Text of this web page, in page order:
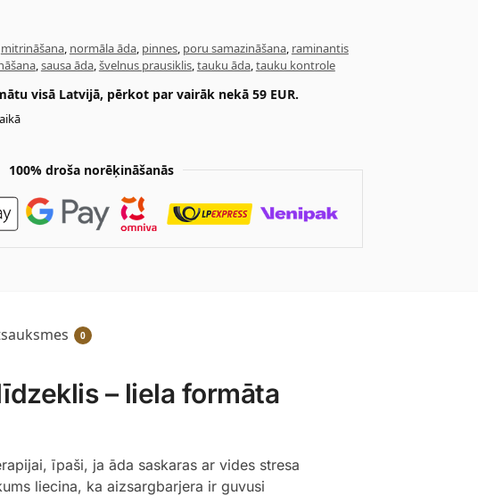
mitrināšana, normāla āda, pinnes, poru samazināšana, raminantis
,sausa āda,švelnus prausiklis,tauku āda,tauku kontrole
visā Latvijā, pērkot par vairāk nekā 59 EUR.
100% droša norēķināšanās
0
– liela formāta
īpaši, ja āda saskaras ar vides stresa
liecina, ka aizsargbarjera ir guvusi